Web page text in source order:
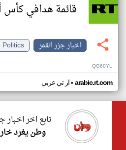
قائمة هدافي كأس أمم
اخبار جزر القمر
Politics
QG60YL
ار تي عربي• arabic.rt.com
تابع اخر اخبار
وطن يغرد